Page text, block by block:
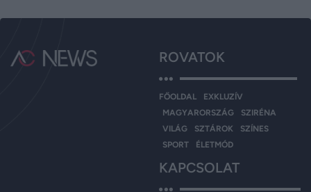
ROVATOK
FŐOLDAL
EXKLUZÍV
MAGYARORSZÁG
SZIRÉNA
VILÁG
SZTÁROK
SZÍNES
SPORT
ÉLETMÓD
KAPCSOLAT